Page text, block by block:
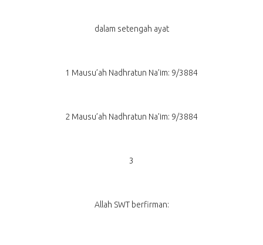
dalam setengah ayat
1 Mausu’ah Nadhratun Na’im: 9/3884
2 Mausu’ah Nadhratun Na’im: 9/3884
3
Allah SWT berfirman: